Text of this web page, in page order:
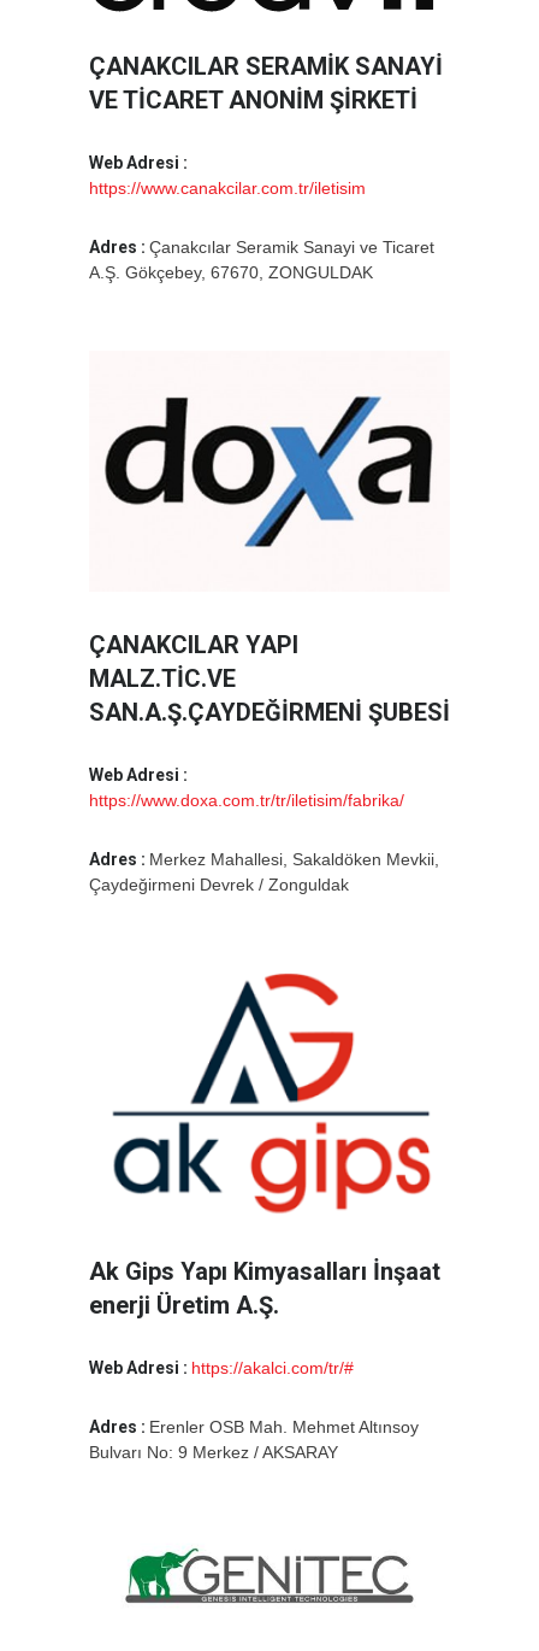
ÇANAKCILAR SERAMİK SANAYİ
VE TİCARET ANONİM ŞİRKETİ
Web Adresi :
https://www.canakcilar.com.tr/iletisim
Adres : Çanakcılar Seramik Sanayi ve Ticaret
A.Ş. Gökçebey, 67670, ZONGULDAK
ÇANAKCILAR YAPI
MALZ.TİC.VE
SAN.A.Ş.ÇAYDEĞİRMENİ ŞUBESİ
Web Adresi :
https://www.doxa.com.tr/tr/iletisim/fabrika/
Adres : Merkez Mahallesi, Sakaldöken Mevkii,
Çaydeğirmeni Devrek / Zonguldak
Ak Gips Yapı Kimyasalları İnşaat
enerji Üretim A.Ş.
Web Adresi : https://akalci.com/tr/#
Adres : Erenler OSB Mah. Mehmet Altınsoy
Bulvarı No: 9 Merkez / AKSARAY